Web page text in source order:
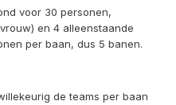
voor 30 personen,
en 4 alleenstaande
per baan, dus 5 banen.
de teams per baan